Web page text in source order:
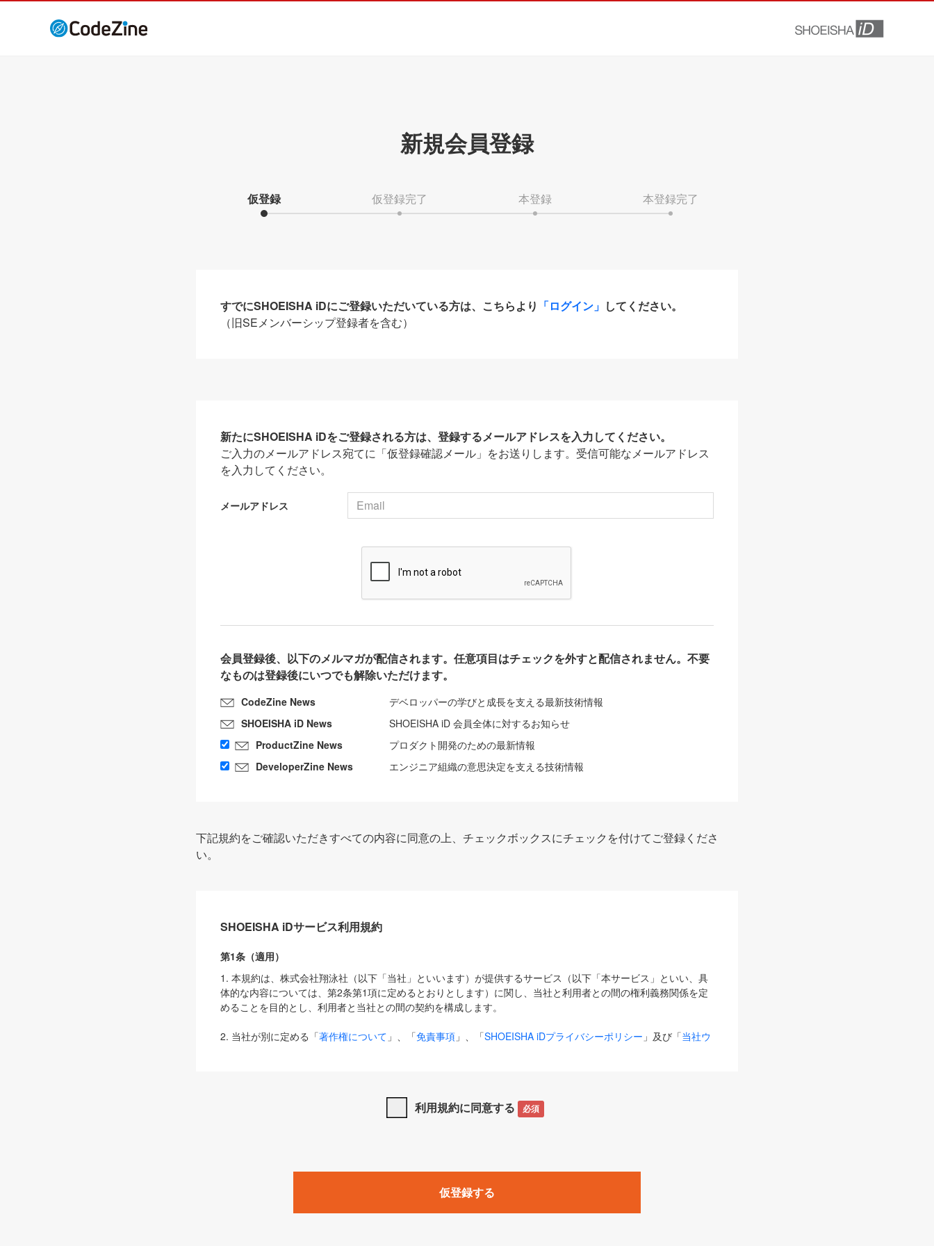
新規会員登録
仮登録 仮登録完了 本登録 本登録完了
すでにSHOEISHA iDにご登録いただいている方は、こちらより 「ログイン」 してください。
（旧SEメンバーシップ登録者を含む）
新たにSHOEISHA iDをご登録される方は、登録するメールアドレスを入力してください。
ご入力のメールアドレス宛てに「仮登録確認メール」をお送りします。受信可能なメールアドレス
を入力してください。
メールアドレス
会員登録後、以下のメルマガが配信されます。任意項目はチェックを外すと配信されません。不要
なものは登録後にいつでも解除いただけます。
CodeZine News
デベロッパーの学びと成長を支える最新技術情報
SHOEISHA iD News
SHOEISHA iD 会員全体に対するお知らせ
ProductZine News
プロダクト開発のための最新情報
DeveloperZine News
エンジニア組織の意思決定を支える技術情報
下記規約をご確認いただきすべての内容に同意の上、チェックボックスにチェックを付けてご登録くださ
い。
SHOEISHA iDサービス利用規約
第1条（適用）
1. 本規約は、株式会社翔泳社（以下「当社」といいます）が提供するサービス（以下「本サービス」といい、具
体的な内容については、第2条第1項に定めるとおりとします）に関し、当社と利用者との間の権利義務関係を定
めることを目的とし、利用者と当社との間の契約を構成します。
2. 当社が別に定める「著作権について 」、「免責事項 」、「SHOEISHA iDプライバシーポリシー 」及び「当社ウ
は、本規約の規定が優先して適用されるものとします。
1. 「本サービス」とは、当社が提供する以下のサービス（名称や内容が変更された場合、変更後のサービスを含
みます）及びこれらサービスに関連して当社が実施するイベントやキャンペーンをいいます。
「SEBook」「SEShop」「CodeZine」「MarkeZine」「EnterpriseZine」「ECzine」「Biz/Zine」「HRzine」
利用規約に同意する 必須
仮登録する